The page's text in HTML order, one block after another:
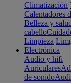
Climatización
Calentadores
Belleza y
cabello
Limpieza
Electrónica
Audio y hifi
Auriculares
de sonido